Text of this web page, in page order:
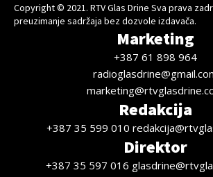
Copyright © 2021. RTV Glas Drine Sva prava
preuzimanje sadržaja bez dozvole izdavača.
Marketing
+387 61 898 964
Redakcija
+387 35 599 010
Direktor
+387 35 597 016